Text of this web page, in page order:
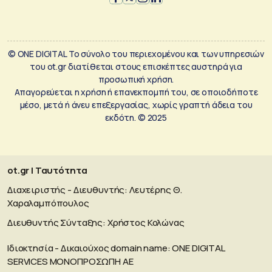
© ONE DIGITAL Το σύνολο του περιεχομένου και των υπηρεσιών
του ot.gr διατίθεται στους επισκέπτες αυστηρά για
προσωπική χρήση.
Απαγορεύεται η χρήση ή επανεκπομπή του, σε οποιοδήποτε
μέσο, μετά ή άνευ επεξεργασίας, χωρίς γραπτή άδεια του
εκδότη. © 2025
ot.gr | Ταυτότητα
Διαχειριστής - Διευθυντής: Λευτέρης Θ.
Χαραλαμπόπουλος
Διευθυντής Σύνταξης: Χρήστος Κολώνας
Ιδιοκτησία - Δικαιούχος domain name: ΟΝΕ DIGITAL
SERVICES MONOΠΡΟΣΩΠΗ ΑΕ